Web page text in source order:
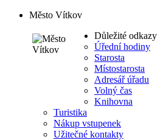
Město Vítkov
Důležité odkazy
Úřední hodiny
Starosta
Místostarosta
Adresář úřadu
Volný čas
Knihovna
Turistika
Nákup vstupenek
Užitečné kontakty